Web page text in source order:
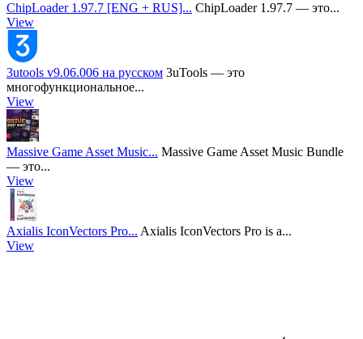
ChipLoader 1.97.7 [ENG + RUS]... ChipLoader 1.97.7 — это...
View
3utools v9.06.006 на русском 3uTools — это
многофункциональное...
View
Massive Game Asset Music... Massive Game Asset Music Bundle
— это...
View
Axialis IconVectors Pro... Axialis IconVectors Pro is a...
View